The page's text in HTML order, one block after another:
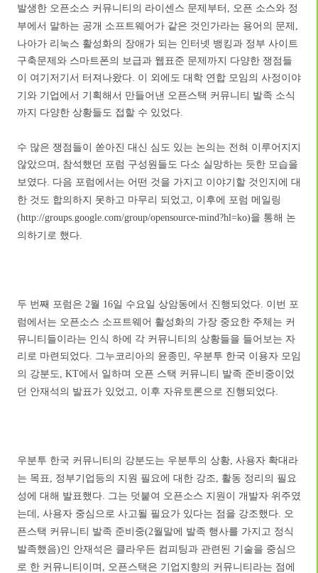
발생한 오픈소스 커뮤니티의 라이센스 문제부터 , 오픈 소스와 정
부에서 말하는 공개 소프트웨어가 같은 것인가라는 용어의 문제 ,
나아가 리눅스 활성화의 장애가 되는 인터넷 뱅킹과 정부 사이트
구축문제와 스마트폰의 보급과 웹표준 문제까지 다양한 쟁점들
이 여기저기서 터져나왔다. 이 외에도 대학 연합 모임의 사정이야
기와 기업에서 기획해서 만들어낸 오픈스택 커뮤니티 발족 소식
까지 다양한 상황들도 접할 수 있었다.
수 많은 쟁점들이 쏟아진 대신 심도 있는 논의는 전혀 이루어지지
않았으며 , 참석했던 포럼 구성원들도 다소 실망하는 듯한 모습을
보였다. 다음 포럼에서는 어떤 것을 가지고 이야기할 것인지에 대
한 것도 합의하지 못하고 마무리 되었고, 이후에 포럼 메일링
(http://groups.google.com/group/opensource-mind?hl=ko)을 통해 논
의하기로 했다.
두 번째 포럼은 2월 16일 수요일 상암동에서 진행되었다. 이번 포
럼에서는 오픈소스 소프트웨어 활성화의 가장 중요한 주체는 커
뮤니티들이라는 인식 하에 각 커뮤니티의 상황들을 들어보는 자
리로 마련되었다. 그누코리아의 윤종민 , 우분투 한국 이용자 모임
의 강분도, KT에서 일하며 오픈 스택 커뮤니티 발족 준비중이었
던 안재석의 발표가 있었고, 이후 자유토론으로 진행되었다.
우분투 한국 커뮤니티의 강분도는 우분투의 상황, 사용자 확대라
는 목표, 정부기업등의 지원 필요에 대한 강조, 활동 정리의 필요
성에 대해 발표했다. 그는 덧붙여 오픈소스 지원이 개발자 위주였
는데 , 사용자 중심으로 사고될 필요가 있다는 점을 강조했다. 오
픈스택 커뮤니티 발족 준비중(2월말에 발족 행사를 가지고 정식
발족했음)인 안재석은 클라우든 컴피팅과 관련된 기술을 중심으
로 한 커뮤니티이며 , 오픈스택은 기업지향의 커뮤니티라는 점에